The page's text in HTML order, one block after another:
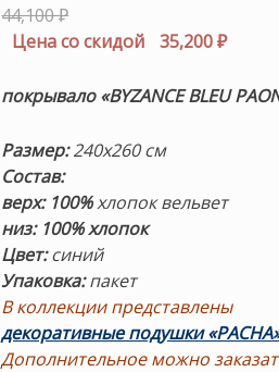
44,100₽Первоначальная
цена
44,100 ₽.
Цена со скидой 35,200₽
35,200
покрывало «BYZANCE BLEU
Размер:240х260 см
Состав:
верх: 100%хлопок вельвет
низ: 100% хлопок
Цвет:синий
Упаковка:пакет
В коллекции представлены
декоративные подушки
Дополнительное можно